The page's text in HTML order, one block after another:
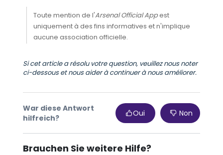
Toute mention de l'Arsenal Official Appest
uniquement à des fins informatives et n'implique
aucune association officielle.
Si cet article a résolu votre question, veuillez nous noter
ci-dessous et nous aider à continuer à nous améliorer.
War diese Antwort
hilfreich?
Oui Non
Brauchen Sie weitere Hilfe?